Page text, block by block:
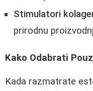
Stimulatori
prirodnu
Kako Odabrati
Kada razmatrate